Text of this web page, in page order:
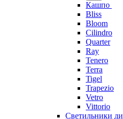
Кашпо
Bliss
Bloom
Cilindro
Quarter
Ray
Tenero
Terra
Tigel
Trapezio
Vetro
Vittorio
Светильники